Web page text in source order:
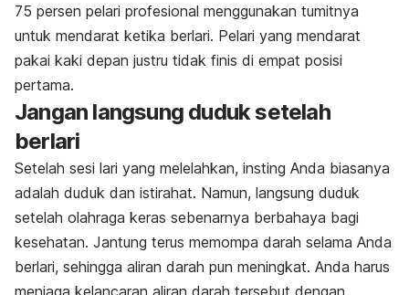
75 persen pelari profesional menggunakan tumitnya
untuk mendarat ketika berlari. Pelari yang mendarat
pakai kaki depan justru tidak finis di empat posisi
pertama.
Jangan langsung duduk setelah
berlari
Setelah sesi lari yang melelahkan, insting Anda biasanya
adalah duduk dan istirahat. Namun, langsung duduk
setelah olahraga keras sebenarnya berbahaya bagi
kesehatan. Jantung terus memompa darah selama Anda
berlari, sehingga aliran darah pun meningkat. Anda harus
menjaga kelancaran aliran darah tersebut dengan